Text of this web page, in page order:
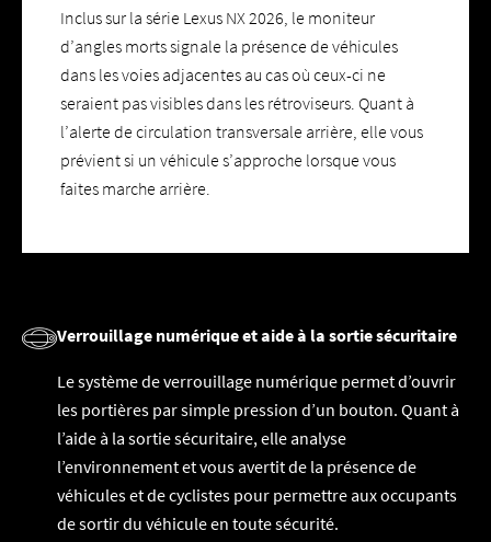
Inclus sur la série Lexus NX 2026, le moniteur
d’angles morts signale la présence de véhicules
dans les voies adjacentes au cas où ceux-ci ne
seraient pas visibles dans les rétroviseurs. Quant à
l’alerte de circulation transversale arrière, elle vous
prévient si un véhicule s’approche lorsque vous
faites marche arrière.
Verrouillage numérique et aide à la sortie sécuritaire
Le système de verrouillage numérique permet d’ouvrir
les portières par simple pression d’un bouton. Quant à
l’aide à la sortie sécuritaire, elle analyse
l’environnement et vous avertit de la présence de
véhicules et de cyclistes pour permettre aux occupants
de sortir du véhicule en toute sécurité.